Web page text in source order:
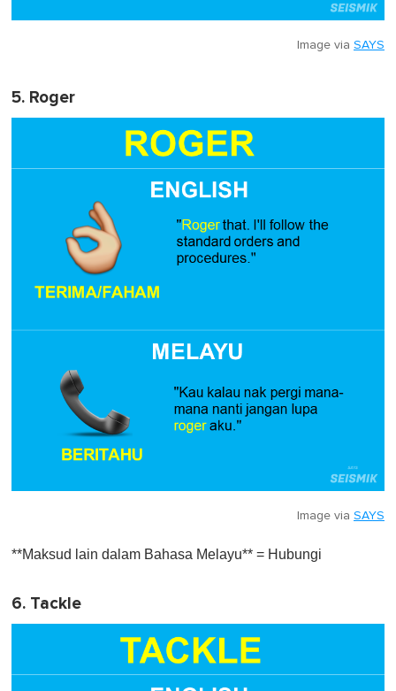
Image via SAYS
5. Roger
Image via SAYS
**Maksud lain dalam Bahasa Melayu** = Hubungi
6. Tackle